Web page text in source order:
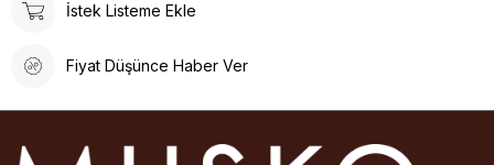
İstek Listeme Ekle
Fiyat Düşünce Haber Ver